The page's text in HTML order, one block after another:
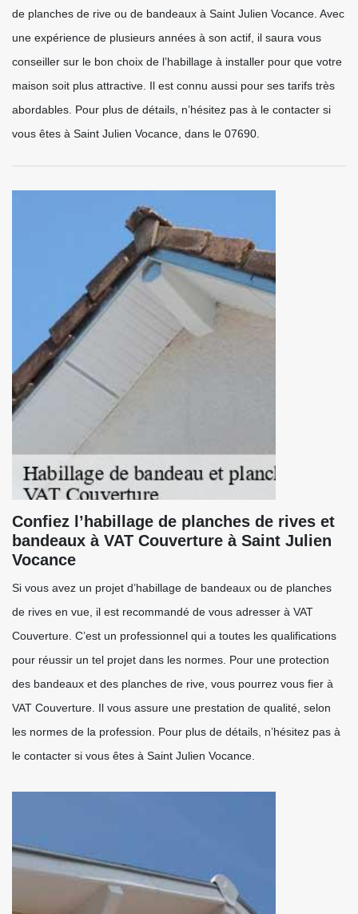
de planches de rive ou de bandeaux à Saint Julien Vocance. Avec
une expérience de plusieurs années à son actif, il saura vous
conseiller sur le bon choix de l’habillage à installer pour que votre
maison soit plus attractive. Il est connu aussi pour ses tarifs très
abordables. Pour plus de détails, n’hésitez pas à le contacter si
vous êtes à Saint Julien Vocance, dans le 07690.
Confiez l’habillage de planches de rives et
bandeaux à VAT Couverture à Saint Julien
Vocance
Si vous avez un projet d’habillage de bandeaux ou de planches
de rives en vue, il est recommandé de vous adresser à VAT
Couverture. C’est un professionnel qui a toutes les qualifications
pour réussir un tel projet dans les normes. Pour une protection
des bandeaux et des planches de rive, vous pourrez vous fier à
VAT Couverture. Il vous assure une prestation de qualité, selon
les normes de la profession. Pour plus de détails, n’hésitez pas à
le contacter si vous êtes à Saint Julien Vocance.